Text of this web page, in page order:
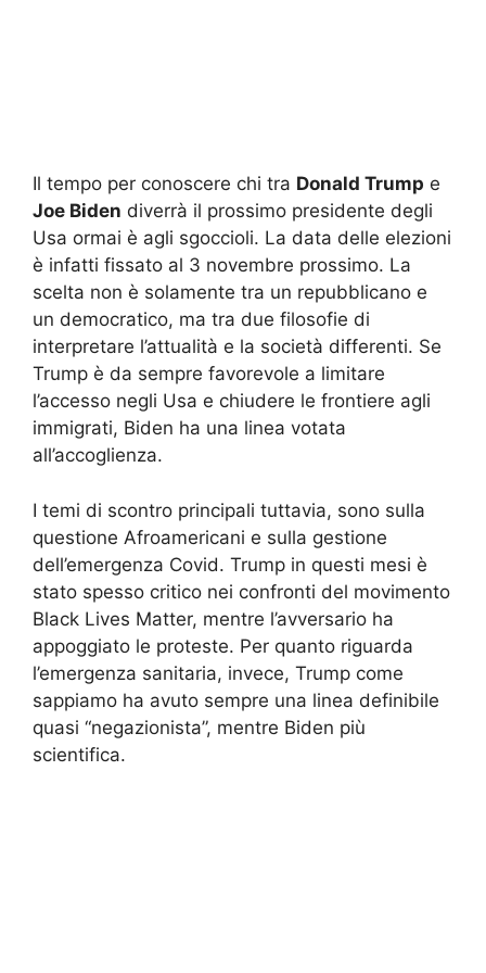
Il tempo per conoscere chi tra Donald Trump e
Joe Biden diverrà il prossimo presidente degli
Usa ormai è agli sgoccioli. La data delle elezioni
è infatti fissato al 3 novembre prossimo. La
scelta non è solamente tra un repubblicano e
un democratico, ma tra due filosofie di
interpretare l’attualità e la società differenti. Se
Trump è da sempre favorevole a limitare
l’accesso negli Usa e chiudere le frontiere agli
immigrati, Biden ha una linea votata
all’accoglienza.
I temi di scontro principali tuttavia, sono sulla
questione Afroamericani e sulla gestione
dell’emergenza Covid. Trump in questi mesi è
stato spesso critico nei confronti del movimento
Black Lives Matter, mentre l’avversario ha
appoggiato le proteste. Per quanto riguarda
l’emergenza sanitaria, invece, Trump come
sappiamo ha avuto sempre una linea definibile
quasi “negazionista”, mentre Biden più
scientifica.